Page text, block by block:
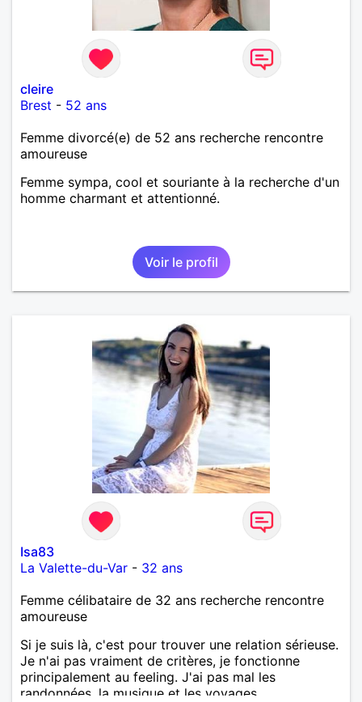
cleire
Brest - 52 ans
Femme divorcé(e) de 52 ans recherche rencontre
amoureuse
Femme sympa, cool et souriante à la recherche d'un
homme charmant et attentionné.
Voir le profil
Isa83
La Valette-du-Var - 32 ans
Femme célibataire de 32 ans recherche rencontre
amoureuse
Si je suis là, c'est pour trouver une relation sérieuse.
Je n'ai pas vraiment de critères, je fonctionne
principalement au feeling. J'ai pas mal les
randonnées, la musique et les voyages.